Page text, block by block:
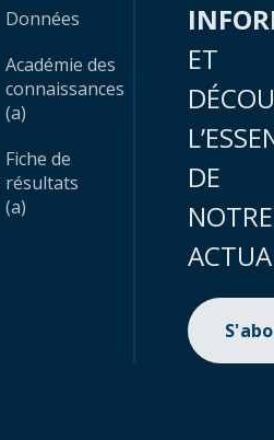
Données
Académie des
connaissances
(a)
Fiche de
résultats
(a)
ET
DE
NOTRE